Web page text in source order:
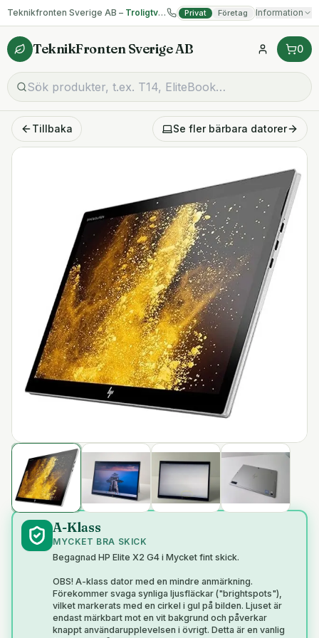
Teknikfronten Sverige AB – Troligtvis billigast på begagnad IT! Privat Företag Information
TeknikFronten Sverige AB 0
Tillbaka Se fler bärbara datorer
A-Klass
MYCKET BRA SKICK
Begagnad HP Elite X2 G4 i Mycket fint skick.
OBS! A-klass dator med en mindre anmärkning.
Förekommer svaga synliga ljusfläckar ("brightspots"),
vilket markerats med en cirkel i gul på bilden. Ljuset är
endast märkbart mot en vit bakgrund och påverkar
knappt användarupplevelsen i övrigt. Detta är en vanlig